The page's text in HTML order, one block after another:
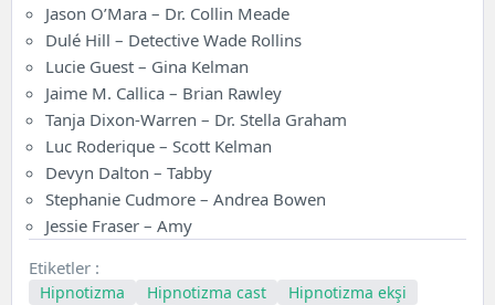
Jason O’Mara – Dr. Collin Meade
Dulé Hill – Detective Wade Rollins
Lucie Guest – Gina Kelman
Jaime M. Callica – Brian Rawley
Tanja Dixon-Warren – Dr. Stella Graham
Luc Roderique – Scott Kelman
Devyn Dalton – Tabby
Stephanie Cudmore – Andrea Bowen
Jessie Fraser – Amy
Etiketler :
Hipnotizma Hipnotizma cast
Hipnotizma ekşi